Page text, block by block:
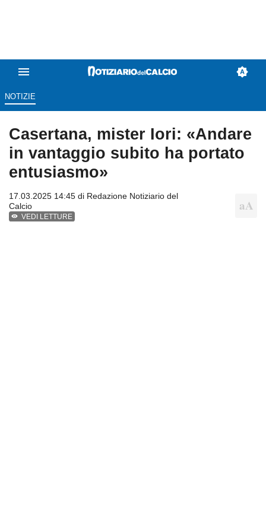
NOTIZIE
Casertana, mister Iori: «Andare
in vantaggio subito ha portato
entusiasmo»
17.03.2025 14:45 di Redazione Notiziario del
Calcio
VEDI LETTURE